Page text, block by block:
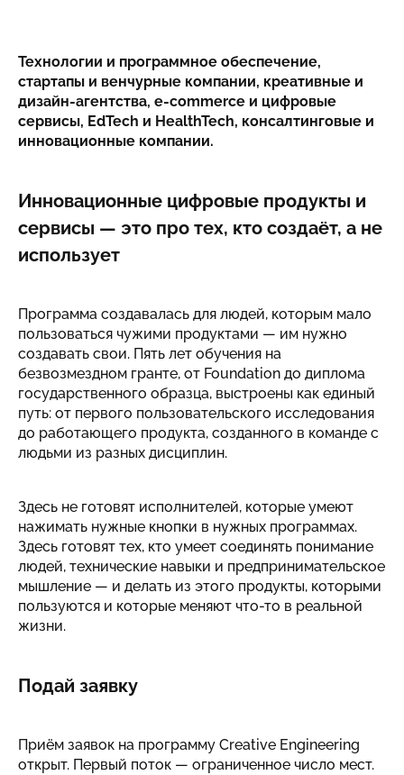
Технологии и программное обеспечение,
стартапы и венчурные компании, креативные и
дизайн-агентства, e-commerce и цифровые
сервисы, EdTech и HealthTech, консалтинговые и
инновационные компании.
Инновационные цифровые продукты и
сервисы — это про тех, кто создаёт, а не
использует
Программа создавалась для людей, которым мало
пользоваться чужими продуктами — им нужно
создавать свои. Пять лет обучения на
безвозмездном гранте, от Foundation до диплома
государственного образца, выстроены как единый
путь: от первого пользовательского исследования
до работающего продукта, созданного в команде с
людьми из разных дисциплин.
Здесь не готовят исполнителей, которые умеют
нажимать нужные кнопки в нужных программах.
Здесь готовят тех, кто умеет соединять понимание
людей, технические навыки и предпринимательское
мышление — и делать из этого продукты, которыми
пользуются и которые меняют что-то в реальной
жизни.
Подай заявку
Приём заявок на программу Creative Engineering
открыт. Первый поток — ограниченное число мест.